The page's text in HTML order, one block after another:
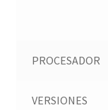
PROCESADOR
VERSIONES